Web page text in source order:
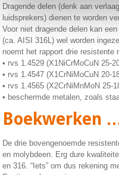
Dragende delen (denk aan
luidsprekers) dienen te worden
Voor niet dragende delen kan
(ca. AISI 316L) wel worden
noemt het rapport drie resistente
• rvs 1.4529 (X1NiCrMoCuN 25-
• rvs 1.4547 (X1CrNiMoCuN 20-
• rvs 1.4565 (X2CrNiMnMoN 25-
• beschermde metalen, zoals
Boekwerken
De drie bovengenoemde
en molybdeen. Erg dure
en 316. “Iets” om dus rekening